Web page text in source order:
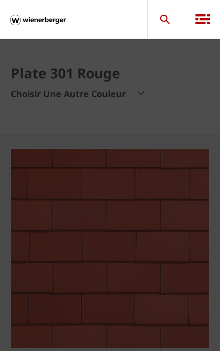
Plate 301 Rouge
Choisir Une Autre Couleur